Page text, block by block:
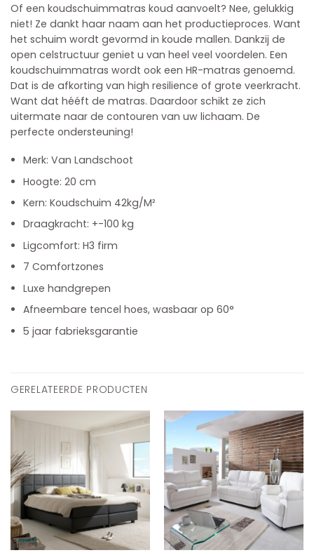
Of een koudschuimmatras koud aanvoelt? Nee, gelukkig
niet! Ze dankt haar naam aan het productieproces. Want
het schuim wordt gevormd in koude mallen. Dankzij de
open celstructuur geniet u van heel veel voordelen. Een
koudschuimmatras wordt ook een HR-matras genoemd.
Dat is de afkorting van high resilience of grote veerkracht.
Want dat hééft de matras. Daardoor schikt ze zich
uitermate naar de contouren van uw lichaam. De
perfecte ondersteuning!
Merk: Van Landschoot
Hoogte: 20 cm
Kern: Koudschuim 42kg/M²
Draagkracht: +-100 kg
Ligcomfort: H3 firm
7 Comfortzones
Luxe handgrepen
Afneembare tencel hoes, wasbaar op 60°
5 jaar fabrieksgarantie
GERELATEERDE PRODUCTEN